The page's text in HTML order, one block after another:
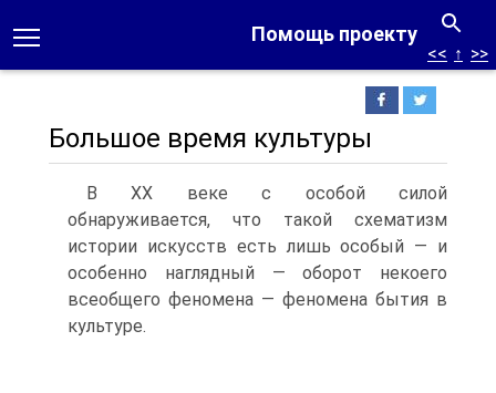
Помощь проекту
<< ↑ >>
Большое время культуры
В XX веке с особой силой
обнаруживается, что такой схематизм
истории искусств есть лишь особый — и
особенно наглядный — оборот некоего
всеобщего феномена — феномена бытия в
культуре.